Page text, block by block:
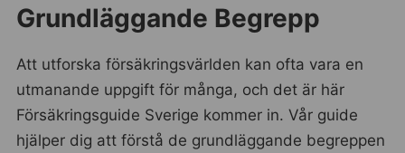
Grundläggande Begrepp
Att utforska försäkringsvärlden kan ofta vara en
utmanande uppgift för många, och det är här
Försäkringsguide Sverige kommer in. Vår guide
hjälper dig att förstå de grundläggande begreppen